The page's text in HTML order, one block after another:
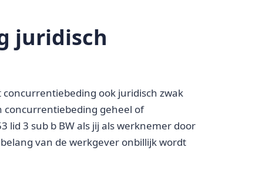
juridisch
ook juridisch zwak
concurrentiebeding geheel of
lid 3 sub b BW als jij als werknemer door
van de werkgever onbillijk wordt